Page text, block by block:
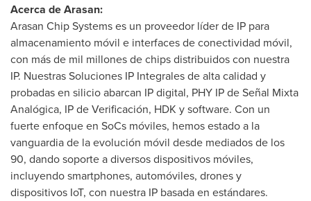
Acerca de Arasan:
Arasan Chip Systems es un proveedor líder de IP para
almacenamiento móvil e interfaces de conectividad móvil,
con más de mil millones de chips distribuidos con nuestra
IP. Nuestras Soluciones IP Integrales de alta calidad y
probadas en silicio abarcan IP digital, PHY IP de Señal Mixta
Analógica, IP de Verificación, HDK y software. Con un
fuerte enfoque en SoCs móviles, hemos estado a la
vanguardia de la evolución móvil desde mediados de los
90, dando soporte a diversos dispositivos móviles,
incluyendo smartphones, automóviles, drones y
dispositivos IoT, con nuestra IP basada en estándares.